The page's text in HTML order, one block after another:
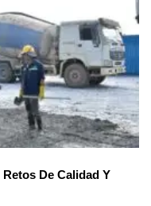
De Calidad Y